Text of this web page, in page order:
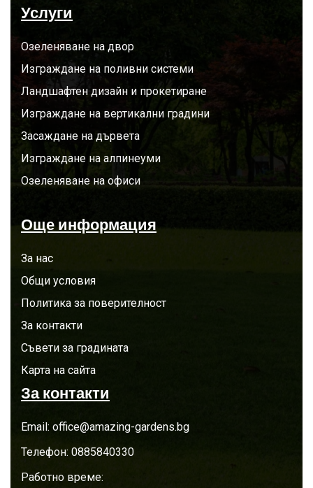
Услуги
Озеленяване на двор
Изграждане на поливни системи
Ландшафтен дизайн и прокетиране
Изграждане на вертикални градини
Засаждане на дървета
Изграждане на алпинеуми
Озеленяване на офиси
Още информация
За нас
Общи условия
Политика за поверителност
За контакти
Съвети за градината
Карта на сайта
За контакти
Email: office@amazing-gardens.bg
Телефон: 0885840330
Работно време: